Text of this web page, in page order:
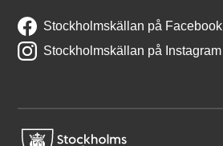
Stockholmskällan på Facebook
Stockholmskällan på Instagram